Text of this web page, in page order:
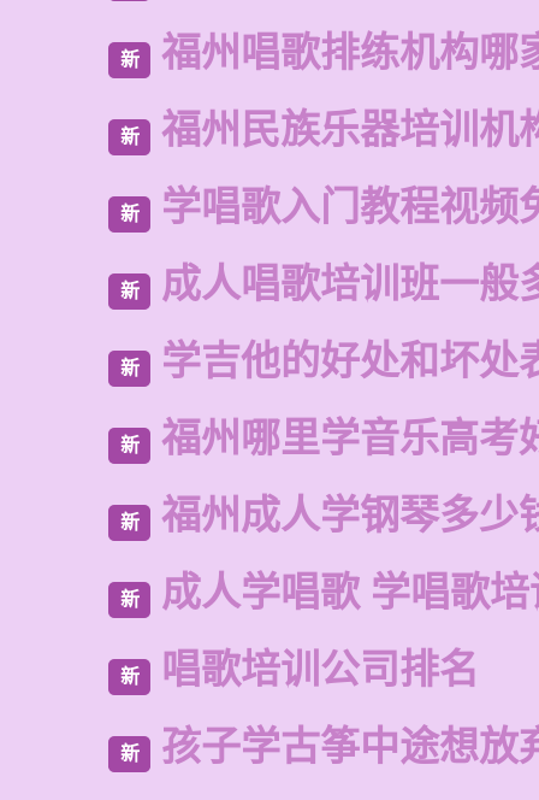
新 福州唱歌排练机构哪
新 福州民族乐器培训机
新 学唱歌入门教程视频
新 成人唱歌培训班一般
新 学吉他的好处和坏处
新 福州哪里学音乐高考
新 福州成人学钢琴多少
新 成人学唱歌 学唱歌
新 唱歌培训公司排名
新 孩子学古筝中途想放